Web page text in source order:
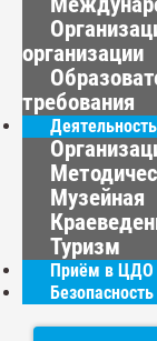
организации
требования
Деятельность
Музейная
Туризм
Приём в ЦДО
Безопасность